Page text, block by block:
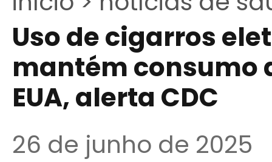
Uso de cigarros
mantém consumo
EUA, alerta CDC
26 de junho de 2025